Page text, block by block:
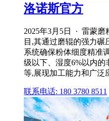
洛诺斯官方
2025年3月5日 · 雷蒙
目,其通过磨辊的强力碾
系统确保粉体细度精准
级以下、湿度6%以内
等,展现加工能力和广泛
联系电话: 180 3780 8511